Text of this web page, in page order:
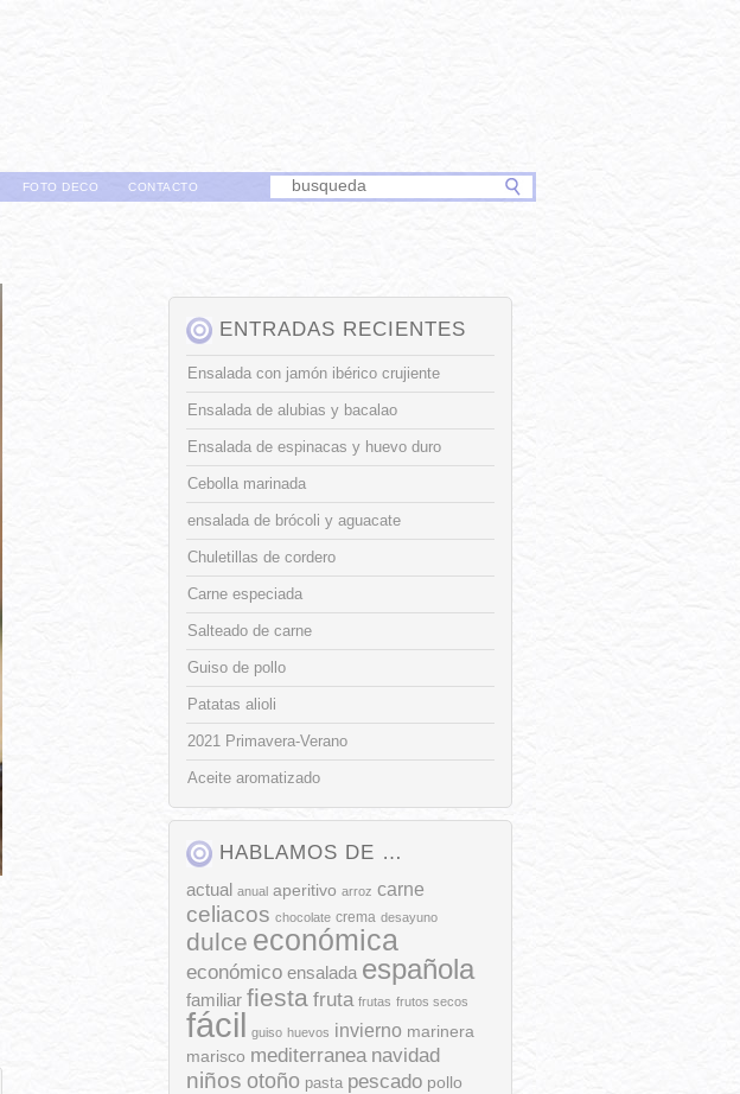
FOTO DECO CONTACTO
ENTRADAS RECIENTES
Ensalada con jamón ibérico crujiente
Ensalada de alubias y bacalao
Ensalada de espinacas y huevo duro
Cebolla marinada
ensalada de brócoli y aguacate
Chuletillas de cordero
Carne especiada
Salteado de carne
Guiso de pollo
Patatas alioli
2021 Primavera-Verano
Aceite aromatizado
HABLAMOS DE …
actual anual aperitivo arroz carne
celiacos chocolate crema desayuno
dulce económica
económico ensalada española
familiar fiesta fruta frutas frutos secos
fácil guiso huevos invierno marinera
marisco mediterranea navidad
niños otoño pasta pescado pollo